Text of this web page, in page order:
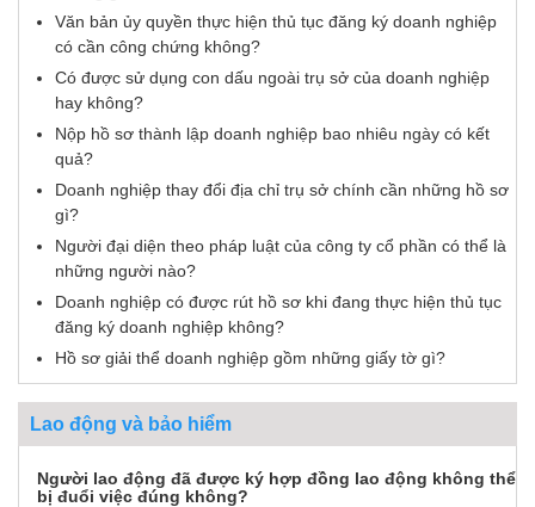
Văn bản ủy quyền thực hiện thủ tục đăng ký doanh nghiệp
có cần công chứng không?
Có được sử dụng con dấu ngoài trụ sở của doanh nghiệp
hay không?
Nộp hồ sơ thành lập doanh nghiệp bao nhiêu ngày có kết
quả?
Doanh nghiệp thay đổi địa chỉ trụ sở chính cần những hồ sơ
gì?
Người đại diện theo pháp luật của công ty cổ phần có thể là
những người nào?
Doanh nghiệp có được rút hồ sơ khi đang thực hiện thủ tục
đăng ký doanh nghiệp không?
Hồ sơ giải thể doanh nghiệp gồm những giấy tờ gì?
Lao động và bảo hiểm
Người lao động đã được ký hợp đồng lao động không thể
bị đuổi việc đúng không?